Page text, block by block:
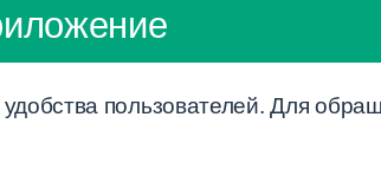
пользователей. Для